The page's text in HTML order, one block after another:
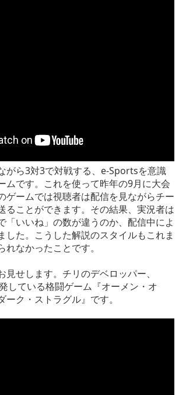
がら3対3で対戦する、e-Sportsを意識
ムです。これを使って昨年の9月に大会
ゲームでは視聴者は配信を見ながらチー
ることができます。その結果、実況者は
「いいね」の数が違うのか、配信中によ
した。こうした解説のスタイルもこれま
なかったことです。
見せします。チリのデベロッパー、
している格闘ゲーム『オーメン・オ
ク・ストラグル』です。